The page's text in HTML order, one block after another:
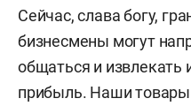
Сейчас, слава богу,
бизнесмены могут
общаться и извлекать
прибыль. Наши товары